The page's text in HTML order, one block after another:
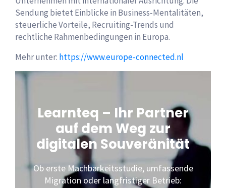
Sendung bietet Einblicke in Business-Mentalitäten,
steuerliche Vorteile, Recruiting-Trends und
rechtliche Rahmenbedingungen in Europa.
Mehr unter: https://www.europe-connected.nl
Learnteq – Ihr Partner
auf dem Weg zur
digitalen Souveränität
Ob erste Machbarkeitsstudie, umfassende
Migration oder langfristiger Betrieb: